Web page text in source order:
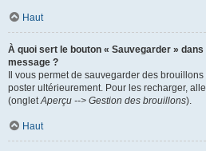
Haut
À quoi sert le bouton « Sauvegarder »
message ?
Il vous permet de sauvegarder des
poster ultérieurement. Pour les recharger,
(ongletAperçu --> Gestion des brouillons).
Haut